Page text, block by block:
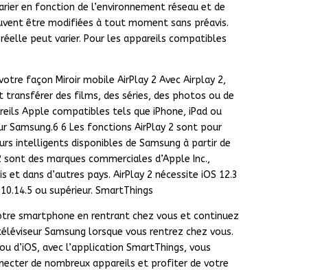
en fonction de l’environnement réseau et de
être modifiées à tout moment sans préavis.
réelle peut varier. Pour les appareils compatibles
façon Miroir mobile AirPlay 2 Avec Airplay 2,
transférer des films, des séries, des photos ou de
Apple compatibles tels que iPhone, iPad ou
Samsung.6 6 Les fonctions AirPlay 2 sont pour
intelligents disponibles de Samsung à partir de
des marques commerciales d’Apple Inc.,
et dans d’autres pays. AirPlay 2 nécessite iOS 12.3
ou supérieur. SmartThings
smartphone en rentrant chez vous et continuez
Samsung lorsque vous rentrez chez vous.
ou d’iOS, avec l’application SmartThings, vous
de nombreux appareils et profiter de votre